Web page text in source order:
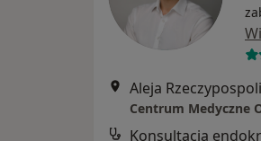
Aleja
Centrum Medyczne
Konsultacja